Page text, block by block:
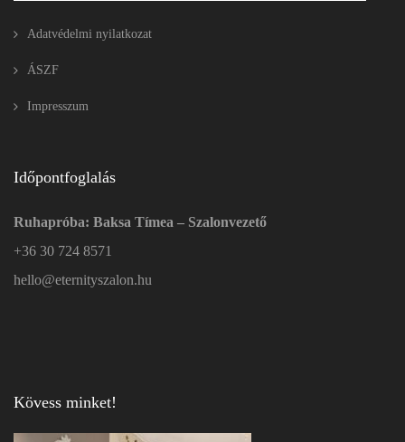
Adatvédelmi nyilatkozat
ÁSZF
Impresszum
Időpontfoglalás
Ruhapróba: Baksa Tímea – Szalonvezető
+36 30 724 8571
hello@eternityszalon.hu
Kövess minket!